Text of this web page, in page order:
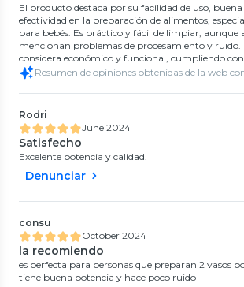
El producto destaca por su facilidad de uso,
efectividad en la preparación de alimentos,
para bebés. Es práctico y fácil de limpiar, aunque
mencionan problemas de procesamiento y ruido.
considera económico y funcional, cumpliendo con
Resumen de opiniones obtenidas de la web
Rodri
June 2024
Satisfecho
Excelente potencia y calidad.
Denunciar
consu
October 2024
la recomiendo
es perfecta para personas que preparan 2 vasos
tiene buena potencia y hace poco ruido